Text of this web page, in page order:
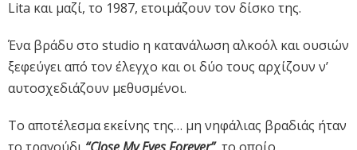
Lita και μαζί, το 1987, ετοιμάζουν τον δίσκο της.
Ένα βράδυ στο studio η κατανάλωση αλκοόλ και ουσιών
ξεφεύγει από τον έλεγχο και οι δύο τους αρχίζουν ν’
αυτοσχεδιάζουν μεθυσμένοι.
Το αποτέλεσμα εκείνης της… μη νηφάλιας βραδιάς ήταν